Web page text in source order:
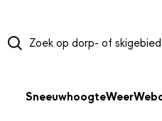
SneeuwhoogteWeer